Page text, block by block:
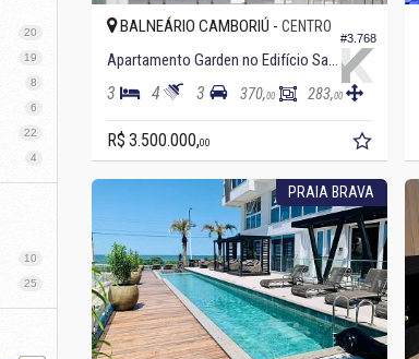
20
19
8
6
22
4
10
25
#3.768
BALNEÁRIO CAMBORIÚ - CENTRO
Apartamento Garden no Edifício San Telmo
3 4 3 370,00 283,00
R$ 3.500.000,00
PRAIA BRAVA